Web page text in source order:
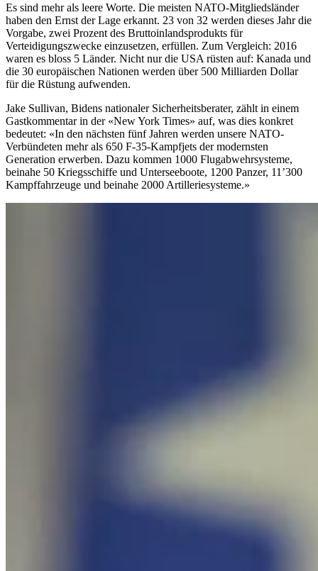
Es sind mehr als leere Worte. Die meisten NATO-Mitgliedsländer
haben den Ernst der Lage erkannt. 23 von 32 werden dieses Jahr die
Vorgabe, zwei Prozent des Bruttoinlandsprodukts für
Verteidigungszwecke einzusetzen, erfüllen. Zum Vergleich: 2016
waren es bloss 5 Länder. Nicht nur die USA rüsten auf: Kanada und
die 30 europäischen Nationen werden über 500 Milliarden Dollar
für die Rüstung aufwenden.
Jake Sullivan, Bidens nationaler Sicherheitsberater, zählt in einem
Gastkommentar in der «New York Times» auf, was dies konkret
bedeutet: «In den nächsten fünf Jahren werden unsere NATO-
Verbündeten mehr als 650 F-35-Kampfjets der modernsten
Generation erwerben. Dazu kommen 1000 Flugabwehrsysteme,
beinahe 50 Kriegsschiffe und Unterseeboote, 1200 Panzer, 11’300
Kampffahrzeuge und beinahe 2000 Artilleriesysteme.»